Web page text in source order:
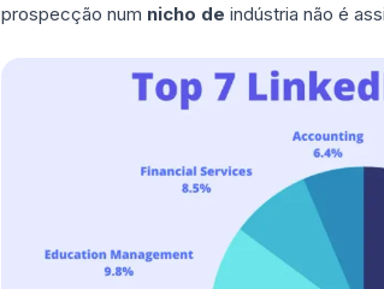
prospecção num nicho de indústria não é